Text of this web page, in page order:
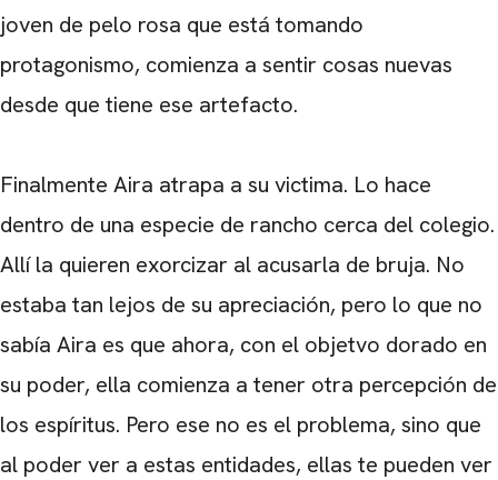
joven de pelo rosa que está tomando
protagonismo, comienza a sentir cosas nuevas
desde que tiene ese artefacto.
Finalmente Aira atrapa a su victima. Lo hace
dentro de una especie de rancho cerca del colegio.
Allí la quieren exorcizar al acusarla de bruja. No
estaba tan lejos de su apreciación, pero lo que no
sabía Aira es que ahora, con el objetvo dorado en
su poder, ella comienza a tener otra percepción de
los espíritus. Pero ese no es el problema, sino que
al poder ver a estas entidades, ellas te pueden ver